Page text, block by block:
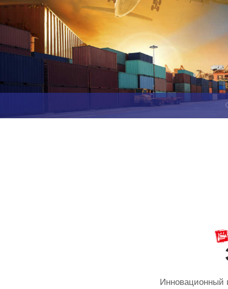
Инновационный